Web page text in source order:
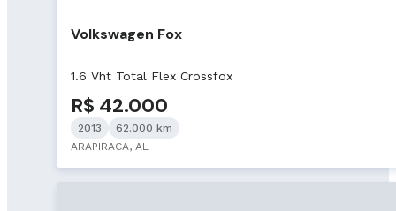
Volkswagen Fox
1.6 Vht Total Flex Crossfox
R$ 42.000
2013
62.000 km
ARAPIRACA, AL